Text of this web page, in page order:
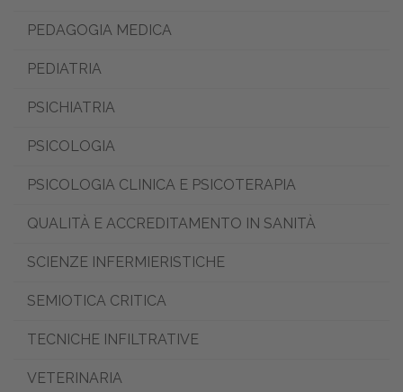
PEDAGOGIA MEDICA
PEDIATRIA
PSICHIATRIA
PSICOLOGIA
PSICOLOGIA CLINICA E PSICOTERAPIA
QUALITÀ E ACCREDITAMENTO IN SANITÀ
SCIENZE INFERMIERISTICHE
SEMIOTICA CRITICA
TECNICHE INFILTRATIVE
VETERINARIA